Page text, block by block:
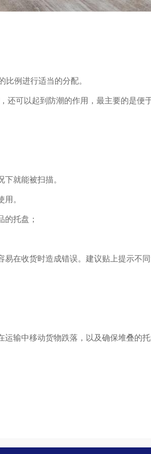
例进行适当的分配。
还可以起到防潮的作用，最主要的是便
就能被扫描。
。
托盘；
在收货时造成错误。建议贴上提示不
输中移动货物跌落，以及确保堆叠的